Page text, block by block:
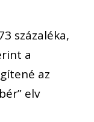
százaléka,
a
az
elv